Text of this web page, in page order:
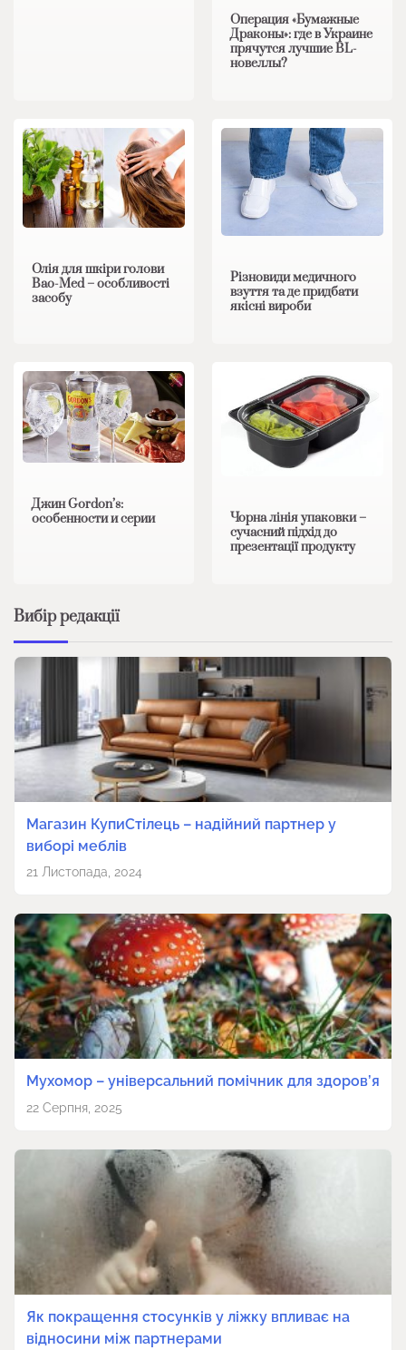
Операция «Бумажные
Драконы»: где в Украине
прячутся лучшие BL-
новеллы?
Олія для шкіри голови
Bao-Med – особливості
засобу
Різновиди медичного
взуття та де придбати
якісні вироби
Джин Gordon’s:
особенности и серии
Чорна лінія упаковки –
сучасний підхід до
презентації продукту
Вибір редакції
Магазин КупиСтілець – надійний партнер у
виборі меблів
21 Листопада, 2024
Мухомор – універсальний помічник для здоров’я
22 Серпня, 2025
Як покращення стосунків у ліжку впливає на
відносини між партнерами